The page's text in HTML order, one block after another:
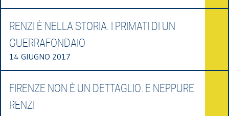
RENZI È NELLA STORIA. I PRIMATI DI UN
GUERRAFONDAIO
14 GIUGNO 2017
FIRENZE NON È UN DETTAGLIO. E NEPPURE
RENZI